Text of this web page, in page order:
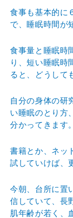
食事も基本的に
で、睡眠時間が
食事量と睡眠時
り、短い睡眠時
ると、どうして
自分の身体の研
い睡眠のとり方
分かってきます。
書籍とか、ネッ
試していけば、
今朝、台所に置
信していて、長
肌年齢が若く、